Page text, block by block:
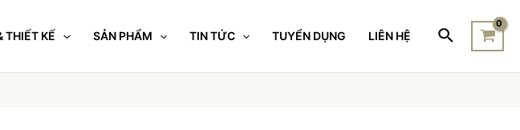
THIẾT KẾ SẢN PHẨM TIN TỨC TUYỂN DỤNG LIÊN HỆ